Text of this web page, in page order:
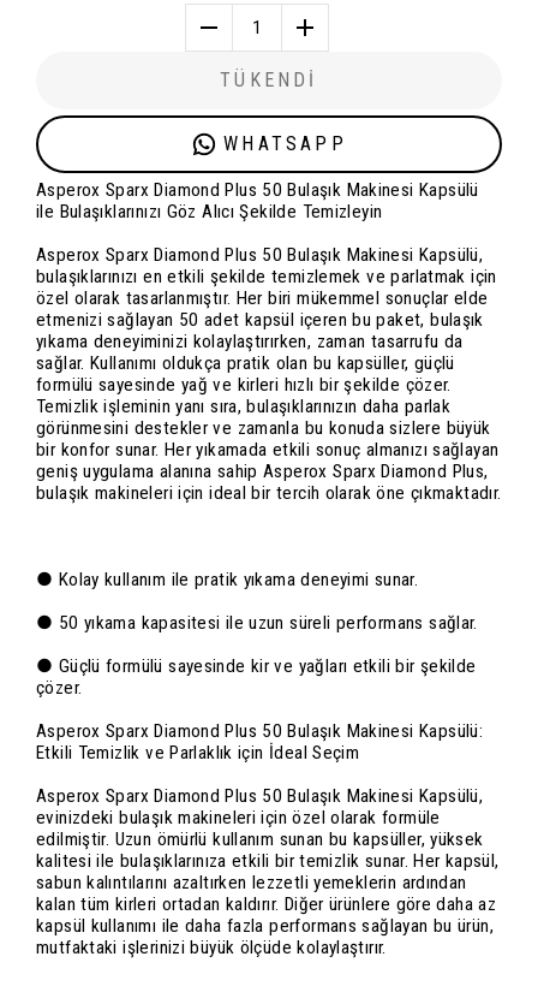
1
TÜKENDİ
WHATSAPP
Asperox Sparx Diamond Plus 50 Bulaşık Makinesi Kapsülü
ile Bulaşıklarınızı Göz Alıcı Şekilde Temizleyin
Asperox Sparx Diamond Plus 50 Bulaşık Makinesi Kapsülü,
bulaşıklarınızı en etkili şekilde temizlemek ve parlatmak için
özel olarak tasarlanmıştır. Her biri mükemmel sonuçlar elde
etmenizi sağlayan 50 adet kapsül içeren bu paket, bulaşık
yıkama deneyiminizi kolaylaştırırken, zaman tasarrufu da
sağlar. Kullanımı oldukça pratik olan bu kapsüller, güçlü
formülü sayesinde yağ ve kirleri hızlı bir şekilde çözer.
Temizlik işleminin yanı sıra, bulaşıklarınızın daha parlak
görünmesini destekler ve zamanla bu konuda sizlere büyük
bir konfor sunar. Her yıkamada etkili sonuç almanızı sağlayan
geniş uygulama alanına sahip Asperox Sparx Diamond Plus,
bulaşık makineleri için ideal bir tercih olarak öne çıkmaktadır.
● Kolay kullanım ile pratik yıkama deneyimi sunar.
● 50 yıkama kapasitesi ile uzun süreli performans sağlar.
● Güçlü formülü sayesinde kir ve yağları etkili bir şekilde
çözer.
Asperox Sparx Diamond Plus 50 Bulaşık Makinesi Kapsülü:
Etkili Temizlik ve Parlaklık için İdeal Seçim
Asperox Sparx Diamond Plus 50 Bulaşık Makinesi Kapsülü,
evinizdeki bulaşık makineleri için özel olarak formüle
edilmiştir. Uzun ömürlü kullanım sunan bu kapsüller, yüksek
kalitesi ile bulaşıklarınıza etkili bir temizlik sunar. Her kapsül,
sabun kalıntılarını azaltırken lezzetli yemeklerin ardından
kalan tüm kirleri ortadan kaldırır. Diğer ürünlere göre daha az
kapsül kullanımı ile daha fazla performans sağlayan bu ürün,
mutfaktaki işlerinizi büyük ölçüde kolaylaştırır.